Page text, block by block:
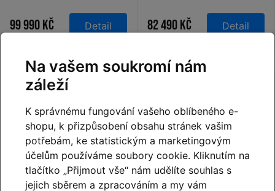
View 2026
99 990 Kč Detail 82 490 Kč Detail
Na dotaz
Na vašem soukromí nám
záleží
K správnému fungování vašeho oblíbeného e-
shopu, k přizpůsobení obsahu stránek vašim
potřebám, ke statistickým a marketingovým
účelům používáme soubory cookie. Kliknutím na
tlačítko „Přijmout vše“ nám udělíte souhlas s
jejich sběrem a zpracováním a my vám